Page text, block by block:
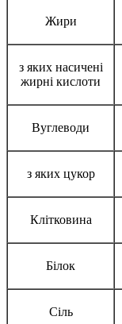
Жири
з яких насичені
жирні кислоти
Вуглеводи
з яких цукор
Клітковина
Білок
Сіль